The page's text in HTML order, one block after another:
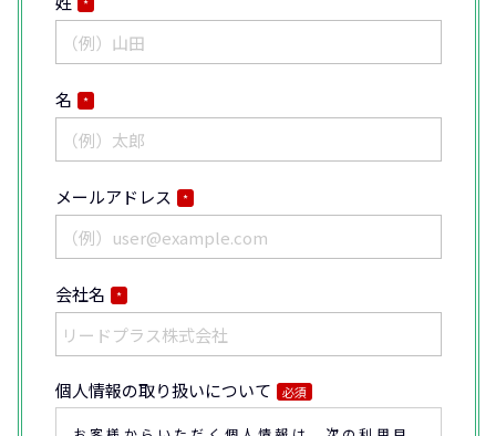
*
名 *
メールアドレス *
会社名 *
個人情報の取り扱いについて 必須